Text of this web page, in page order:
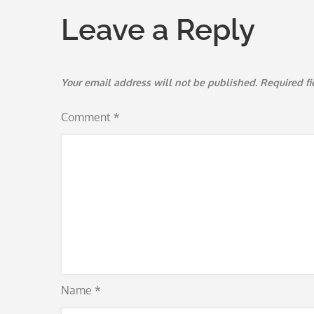
Leave a Reply
Your email address will not be published. Required
Comment *
Name *